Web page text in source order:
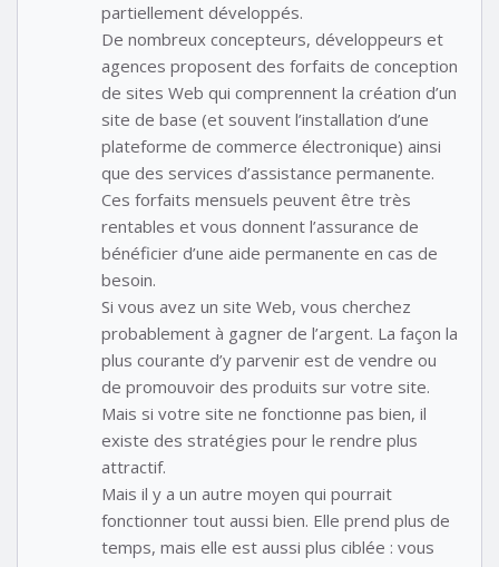
partiellement développés.
De nombreux concepteurs, développeurs et
agences proposent des forfaits de conception
de sites Web qui comprennent la création d’un
site de base (et souvent l’installation d’une
plateforme de commerce électronique) ainsi
que des services d’assistance permanente.
Ces forfaits mensuels peuvent être très
rentables et vous donnent l’assurance de
bénéficier d’une aide permanente en cas de
besoin.
Si vous avez un site Web, vous cherchez
probablement à gagner de l’argent. La façon la
plus courante d’y parvenir est de vendre ou
de promouvoir des produits sur votre site.
Mais si votre site ne fonctionne pas bien, il
existe des stratégies pour le rendre plus
attractif.
Mais il y a un autre moyen qui pourrait
fonctionner tout aussi bien. Elle prend plus de
temps, mais elle est aussi plus ciblée : vous